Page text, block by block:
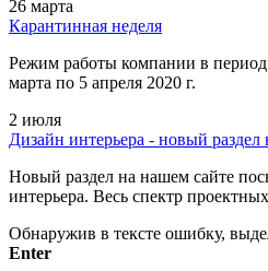
26 марта
Карантинная неделя
Режим работы компании в
марта по 5 апреля 2020 г.
2 июля
Дизайн интерьера - новый раздел
Новый раздел на нашем сайте
интерьера. Весь спектр
Обнаружив в тексте ошибку,
Enter